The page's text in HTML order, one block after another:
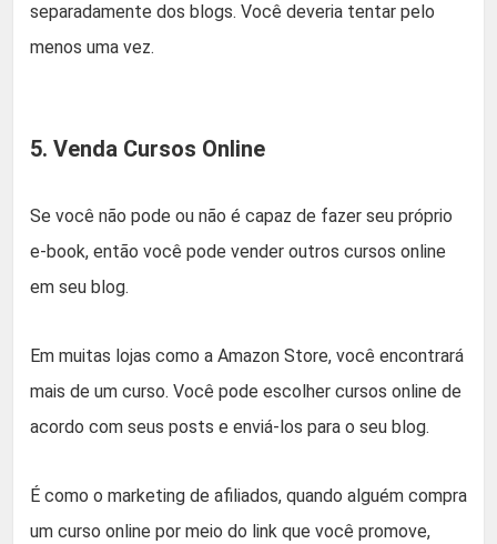
separadamente dos blogs. Você deveria tentar pelo
menos uma vez.
5. Venda Cursos Online
Se você não pode ou não é capaz de fazer seu próprio
e-book, então você pode vender outros cursos online
em seu blog.
Em muitas lojas como a Amazon Store, você encontrará
mais de um curso. Você pode escolher cursos online de
acordo com seus posts e enviá-los para o seu blog.
É como o marketing de afiliados, quando alguém compra
um curso online por meio do link que você promove,